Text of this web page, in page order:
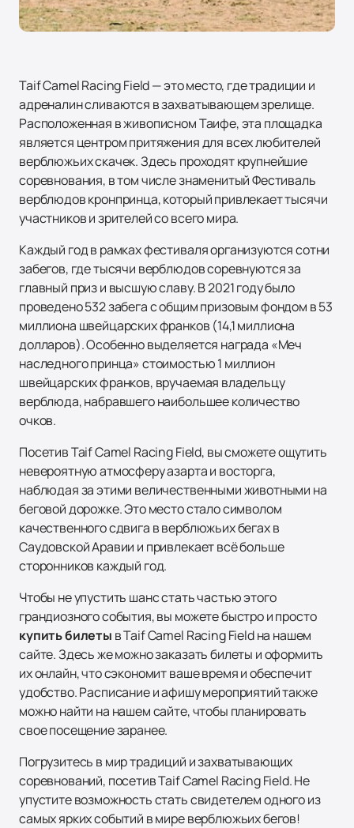
Taif Camel Racing Field — это место, где традиции и
адреналин сливаются в захватывающем зрелище.
Расположенная в живописном Таифе, эта площадка
является центром притяжения для всех любителей
верблюжьих скачек. Здесь проходят крупнейшие
соревнования, в том числе знаменитый Фестиваль
верблюдов кронпринца, который привлекает тысячи
участников и зрителей со всего мира.
Каждый год в рамках фестиваля организуются сотни
забегов, где тысячи верблюдов соревнуются за
главный приз и высшую славу. В 2021 году было
проведено 532 забега с общим призовым фондом в 53
миллиона швейцарских франков (14,1 миллиона
долларов). Особенно выделяется награда «Меч
наследного принца» стоимостью 1 миллион
швейцарских франков, вручаемая владельцу
верблюда, набравшего наибольшее количество
очков.
Посетив Taif Camel Racing Field, вы сможете ощутить
невероятную атмосферу азарта и восторга,
наблюдая за этими величественными животными на
беговой дорожке. Это место стало символом
качественного сдвига в верблюжьих бегах в
Саудовской Аравии и привлекает всё больше
сторонников каждый год.
Чтобы не упустить шанс стать частью этого
грандиозного события, вы можете быстро и просто
купить билеты в Taif Camel Racing Field на нашем
сайте. Здесь же можно заказать билеты и оформить
их онлайн, что сэкономит ваше время и обеспечит
удобство. Расписание и афишу мероприятий также
можно найти на нашем сайте, чтобы планировать
свое посещение заранее.
Погрузитесь в мир традиций и захватывающих
соревнований, посетив Taif Camel Racing Field. Не
упустите возможность стать свидетелем одного из
самых ярких событий в мире верблюжьих бегов!